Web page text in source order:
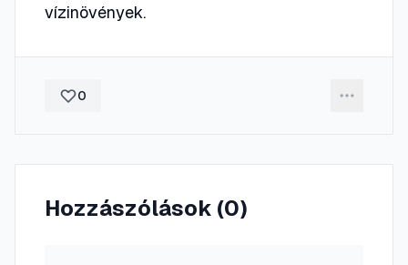
vízinövények.
0
Hozzászólások (0)